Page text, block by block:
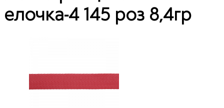
елочка-4 145 роз 8,4гр